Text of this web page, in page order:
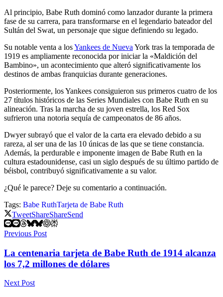
Al principio, Babe Ruth dominó como lanzador durante la primera
fase de su carrera, para transformarse en el legendario bateador del
Sultán del Swat, un personaje que sigue definiendo su legado.
Su notable venta a losYankees de Nueva York tras la temporada de
1919 es ampliamente reconocida por iniciar la «Maldición del
Bambino», un acontecimiento que alteró significativamente los
destinos de ambas franquicias durante generaciones.
Posteriormente, los Yankees consiguieron sus primeros cuatro de los
27 títulos históricos de las Series Mundiales con Babe Ruth en su
alineación. Tras la marcha de su joven estrella, los Red Sox
sufrieron una notoria sequía de campeonatos de 86 años.
Dwyer subrayó que el valor de la carta era elevado debido a su
rareza, al ser una de las 10 únicas de las que se tiene constancia.
Además, la perdurable e imponente imagen de Babe Ruth en la
cultura estadounidense, casi un siglo después de su último partido de
béisbol, contribuyó significativamente a su valor.
¿Qué le parece? Deje su comentario a continuación.
Tags: Babe RuthTarjeta de Babe Ruth
TweetShareShareSend
Previous Post
La centenaria tarjeta de Babe Ruth de 1914 alcanza
los 7,2 millones de dólares
Next Post